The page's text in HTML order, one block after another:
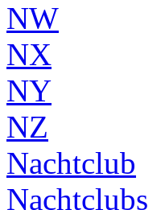
NW
NX
NY
NZ
Nachtclub
Nachtclubs